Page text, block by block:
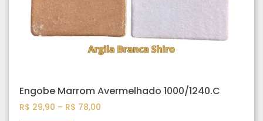
Engobe Marrom Avermelhado 1000/1240.C
R$ 29,90 – R$ 78,00